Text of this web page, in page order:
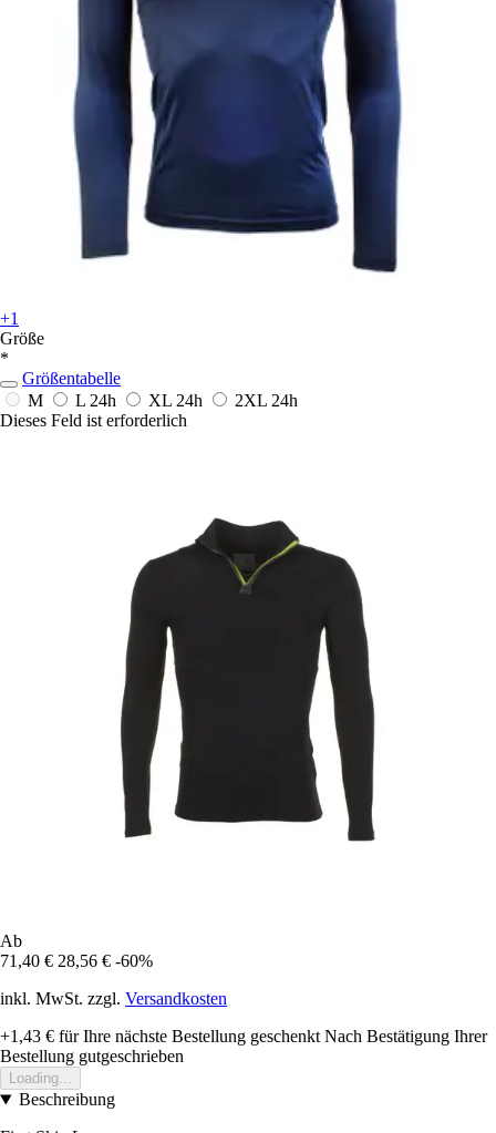
+1
Größe
*
Größentabelle
M
L 24h XL 24h 2XL 24h
Dieses Feld ist erforderlich
Ab
71,40 € 28,56 € -60%
inkl. MwSt. zzgl. Versandkosten
+1,43 € für Ihre nächste Bestellung geschenkt Nach Bestätigung Ihrer
Bestellung gutgeschrieben
Loading...
Beschreibung